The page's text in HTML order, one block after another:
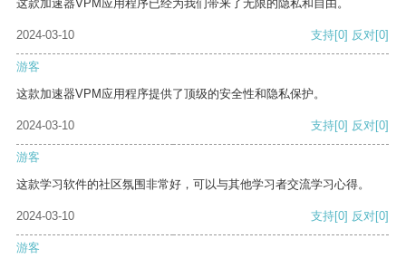
这款加速器VPM应用程序已经为我们带来了无限的隐私和自由。
2024-03-10 支持[0] 反对[0]
游客
这款加速器VPM应用程序提供了顶级的安全性和隐私保护。
2024-03-10 支持[0] 反对[0]
游客
这款学习软件的社区氛围非常好，可以与其他学习者交流学习心得。
2024-03-10 支持[0] 反对[0]
游客